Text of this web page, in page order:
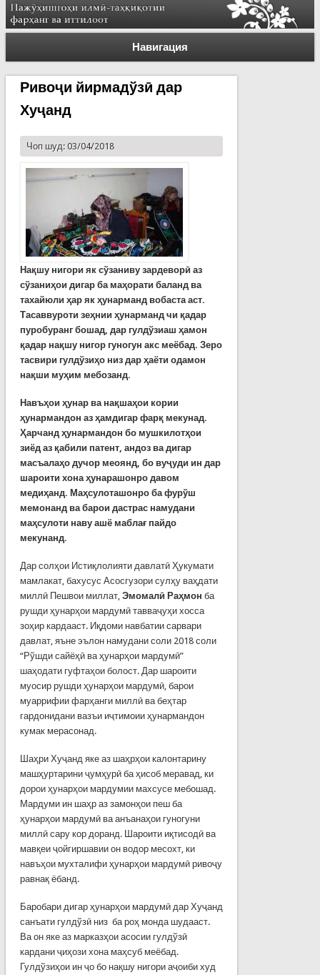
Навигация
Ривоҷи йирмадўзӣ дар
Хуҷанд
Чоп шуд: 03/04/2018
Нақшу нигори як сўзаниву зардеворӣ аз
сўзаниҳои дигар ба маҳорати баланд ва
тахайюли ҳар як ҳунарманд вобаста аст.
Тасаввуроти зеҳнии ҳунарманд чи қадар
пуробуранг бошад, дар гулдўзиаш ҳамон
қадар нақшу нигор гуногун акс меёбад. Зеро
тасвири гулдўзиҳо низ дар ҳаёти одамон
нақши муҳим мебозанд.
Навъҳои ҳунар ва нақшаҳои кории
ҳунармандон аз ҳамдигар фарқ мекунад.
Ҳарчанд ҳунармандон бо мушкилотҳои
зиёд аз қабили патент, андоз ва дигар
масъалаҳо дучор меоянд, бо вуҷуди ин дар
шароити хона ҳунарашонро давом
медиҳанд. Маҳсулоташонро ба фурўш
мемонанд ва барои дастрас намудани
маҳсулоти наву ашё маблағ пайдо
мекунанд.
Дар солҳои Истиқлолияти давлатӣ Ҳукумати
мамлакат, бахусус Асосгузори сулҳу ваҳдати
миллӣ Пешвои миллат, Эмомалӣ Раҳмон ба
рушди ҳунарҳои мардумӣ тавваҷуҳи хосса
зоҳир кардааст. Иқдоми навбатии сарвари
давлат, яъне эълон намудани соли 2018 соли
“Рўшди сайёҳӣ ва ҳунарҳои мардумӣ”
шаҳодати гуфтаҳои болост. Дар шароити
муосир рушди ҳунарҳои мардумӣ, барои
муаррифии фарҳанги миллӣ ва беҳтар
гардонидани вазъи иҷтимоии ҳунармандон
кумак мерасонад.
Шаҳри Хуҷанд яке аз шаҳрҳои калонтарину
машҳуртарини ҷумҳурӣ ба ҳисоб меравад, ки
дорои ҳунарҳои мардумии махсусе мебошад.
Мардуми ин шаҳр аз замонҳои пеш ба
ҳунарҳои мардумӣ ва анъанаҳои гуногуни
миллӣ сару кор доранд. Шароити иқтисодӣ ва
мавқеи ҷойгиршавии он водор месохт, ки
навъҳои мухталифи ҳунарҳои мардумӣ ривоҷу
равнақ ёбанд.
Баробари дигар ҳунарҳои мардумӣ дар Хуҷанд
санъати гулдўзӣ низ ба роҳ монда шудааст.
Ва он яке аз марказҳои асосии гулдўзӣ
кардани ҷиҳози хона маҳсуб меёбад.
Гулдўзиҳои ин ҷо бо нақшу нигори аҷоиби худ